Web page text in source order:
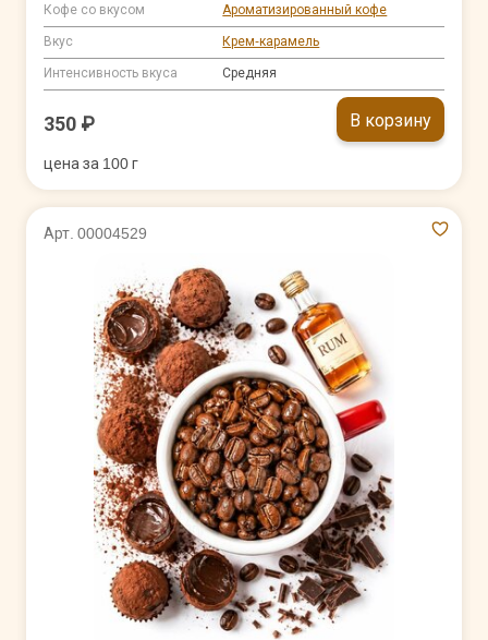
Кофе со вкусом Ароматизированный кофе
Вкус Крем-карамель
Интенсивность вкуса Средняя
350 ₽ В корзину
цена за 100 г
Арт. 00004529